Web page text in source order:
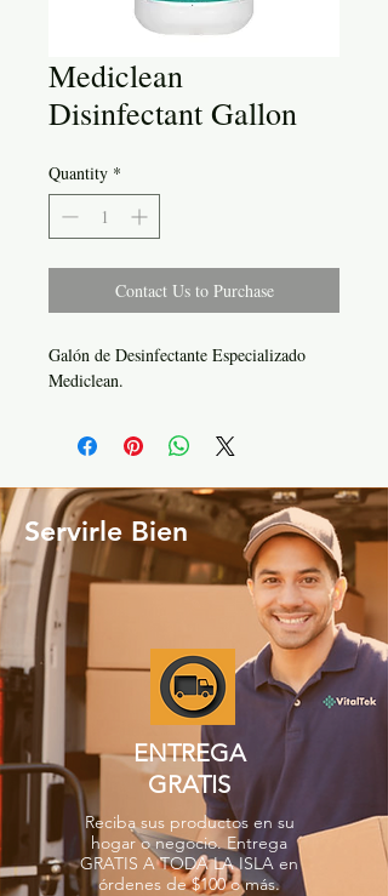
Mediclean
Disinfectant Gallon
Quantity *
Contact Us to Purchase
Galón de Desinfectante Especializado
Mediclean.
Servirle Bien
ENTREGA
GRATIS
Reciba sus productos en su
hogar o negocio. Entrega
GRATIS A TODA LA ISLA en
órdenes de $100 o más.